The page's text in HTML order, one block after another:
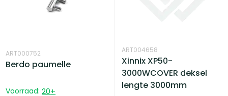
ART000752
Berdo paumelle
Voorraad: 20+
ART004658
Xinnix XP50-
3000WCOVER deksel
lengte 3000mm